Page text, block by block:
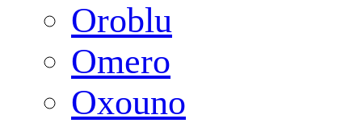
Oroblu
Omero
Oxouno